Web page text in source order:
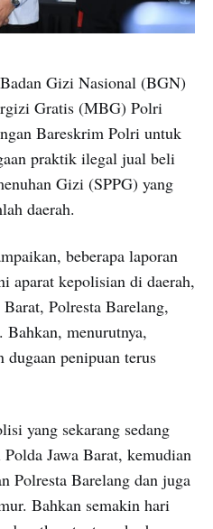
Gizi Nasional (BGN)
Gratis (MBG) Polri
Bareskrim Polri untuk
praktik ilegal jual beli
Gizi (SPPG) yang
daerah.
beberapa laporan
aparat kepolisian di daerah,
Polresta Barelang,
menurutnya,
penipuan terus
yang sekarang sedang
Jawa Barat, kemudian
Polresta Barelang dan juga
Bahkan semakin hari